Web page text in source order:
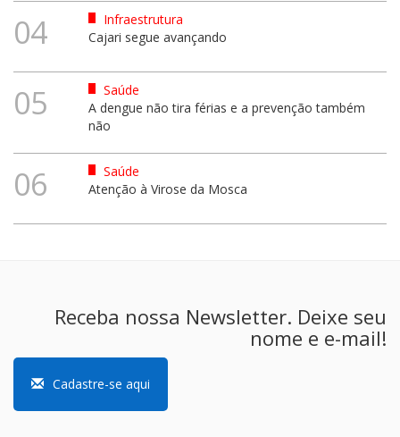
04
Infraestrutura
Cajari segue avançando
05
Saúde
A dengue não tira férias e a prevenção também
não
06
Saúde
Atenção à Virose da Mosca
Receba nossa Newsletter. Deixe seu
nome e e-mail!
Cadastre-se aqui